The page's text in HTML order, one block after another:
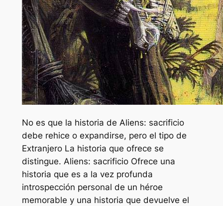
No es que la historia de Aliens: sacrificio
debe rehice o expandirse, pero el tipo de
ExtranjeroLa historia que ofrece se
distingue. Aliens: sacrificioOfrece una
historia que es a la vez profunda
introspección personal de un héroe
memorable y una historia que devuelve el